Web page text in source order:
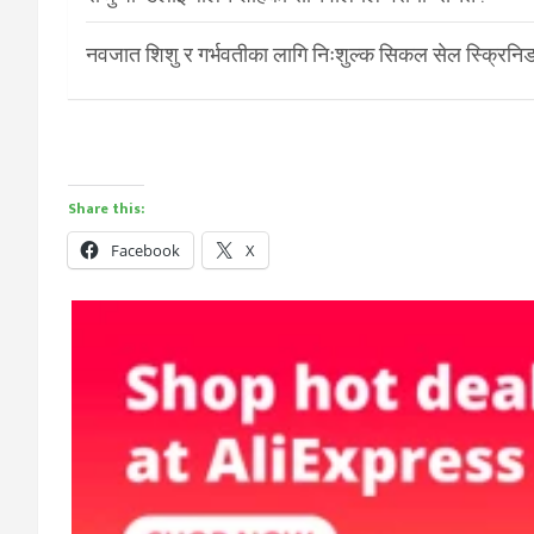
नवजात शिशु र गर्भवतीका लागि निःशुल्क सिकल सेल
Share this:
Facebook X